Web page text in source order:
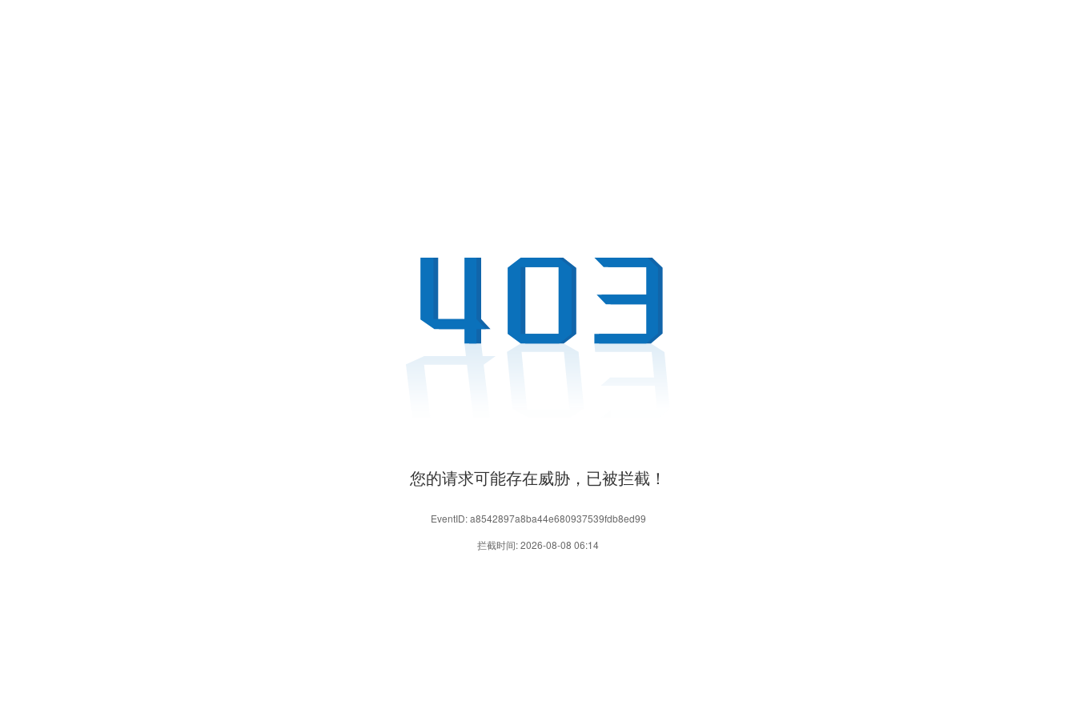
您的请求可能存在威胁，已被拦截！
EventID: a8542897a8ba44e680937539fdb8ed99
拦截时间: 2026-08-08 06:14